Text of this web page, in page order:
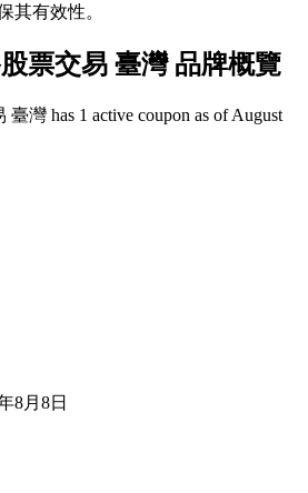
其有效性。
票交易 臺灣 品牌概覽
灣 has 1 active coupon as of August
8月8日